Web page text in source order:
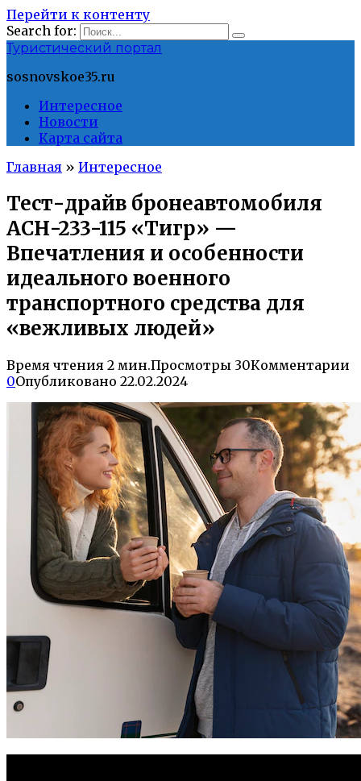
Перейти к контенту
Search for:
Туристический портал
sosnovskoe35.ru
Интересное
Новости
Карта сайта
Главная » Интересное
Тест-драйв бронеавтомобиля
АСН-233-115 «Тигр» —
Впечатления и особенности
идеального военного
транспортного средства для
«вежливых людей»
Время чтения 2 мин.Просмотры 30Комментарии
0Опубликовано 22.02.2024